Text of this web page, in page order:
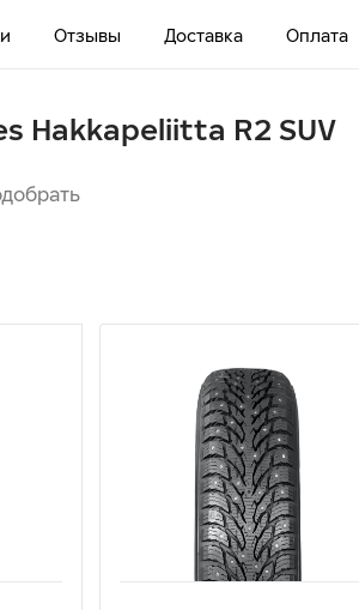
Отзывы Доставка Оплата
Hakkapeliitta R2 SUV
5
Ikon Autograph Ice 9 SUV
225/60 R 17 103T XL